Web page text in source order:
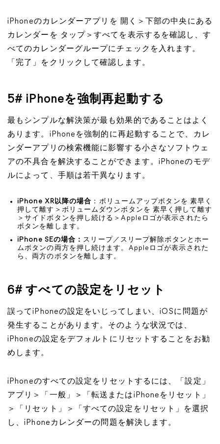
iPhoneのカレンダーアプリを 開く＞下部の中央にある
カレンダーを タップ＞すべてを表示するを確認し、す
べてのカレンダーグループにチェックを入れます。
「完了」をクリックして確認します。
5# iPhoneを強制再起動する
最もシンプルな解決策が最も効果的であることはよく
あります。iPhoneを強制的に再起動することで、カレ
ンダーアプリの検索機能に影響する小さなソフトウェ
アの不具合を解決することができます。iPhoneのモデ
ルによって、手順は若干異なります。
iPhone XR以降の場合 ：ボリュームアップボタンを 素早く
押して離す＞ボリュームダウンボタンを 素早く押して離す
＞サイドボタンを押し続ける＞Appleロゴが表示されたら
ボタンを離します。
iPhone SEの場合： スリープ／スリープ解除ボタンとホー
ムボタンの両方を押し続けます。Appleロゴが表示された
ら、両方のボタンを離します。
6# すべての設定をリセット
誤ってiPhoneの設定をいじってしまい、iOSに問題が
発生することがあります。そのような状況では、
iPhoneの設定をデフォルトにリセットすることをお勧
めします。
iPhoneのすべての設定をリセットするには、「設定」
アプリ＞「一般」＞「転送またはiPhoneをリセット」
＞「リセット」＞「すべての設定をリセット」を選択
し、iPhoneカレンダーの問題を解決します。